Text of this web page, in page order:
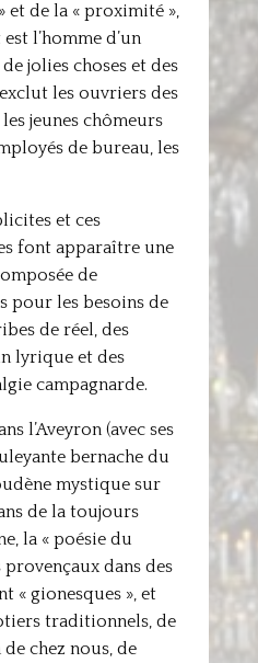
et de la « proximité »,
l’homme d’un
jolies choses et des
les ouvriers des
jeunes chômeurs
de bureau, les
et ces
font apparaître une
de
pour les besoins de
de réel, des
lyrique et des
campagnarde.
l’Aveyron (avec ses
bernache du
mystique sur
de la toujours
la « poésie du
provençaux dans des
« gionesques », et
traditionnels, de
chez nous, de